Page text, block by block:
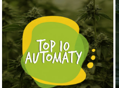
NASIONA MARIHUANY TOP 10 AUTOFLOWERING
KUP TERAZ